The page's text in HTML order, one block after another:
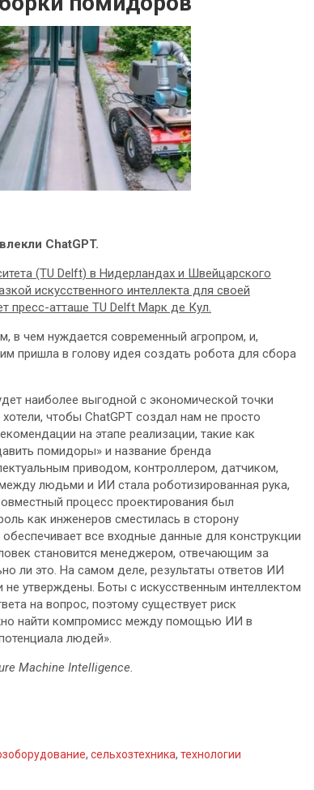
ChatGPT.
(TU Delft) в Нидерландах и Швейцарского
искусственного интеллекта для своей
пресс-атташе TU Delft Марк де Кул.
в чем нуждается современный агропром, и,
пришла в голову идея создать робота для сбора
наиболее выгодной с экономической точки
чтобы ChatGPT создал нам не просто
на этапе реализации, такие как
помидоры» и название бренда
приводом, контроллером, датчиком,
людьми и ИИ стала роботизированная рука,
процесс проектирования был
как инженеров сместилась в сторону
все входные данные для конструкции
становится менеджером, отвечающим за
ли это. На самом деле, результаты ответов ИИ
утверждены. Боты с искусственным интеллектом
на вопрос, поэтому существует риск
найти компромисс между помощью ИИ в
людей».
Machine Intelligence.
, сельхозтехника, технологии